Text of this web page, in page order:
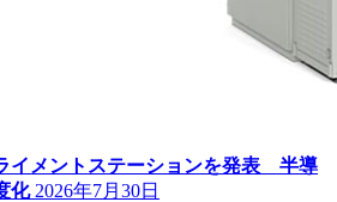
イメントステーションを発表 半導
化 2026年7月30日